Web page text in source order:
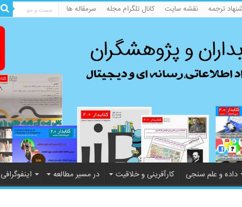
ترجمه نقشه سایت کانال تلگرام مجله سرمقاله ها
داده و علم سنجی کارآفرینی و خلاقیت در مسیر مطالعه اینفوگرافی